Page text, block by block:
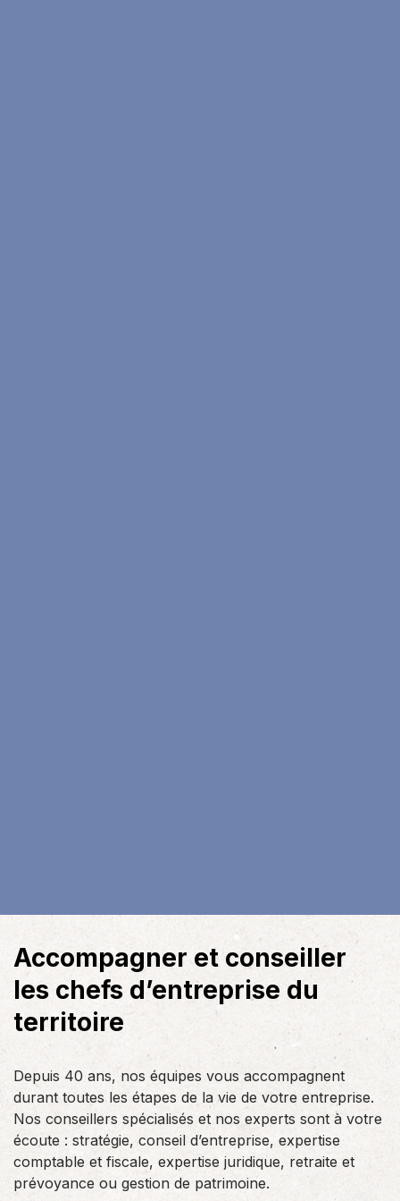
Accompagner et conseiller
les chefs d’entreprise du
territoire
Depuis 40 ans, nos équipes vous accompagnent
durant toutes les étapes de la vie de votre entreprise.
Nos conseillers spécialisés et nos experts sont à votre
écoute : stratégie, conseil d’entreprise, expertise
comptable et fiscale, expertise juridique, retraite et
prévoyance ou gestion de patrimoine.